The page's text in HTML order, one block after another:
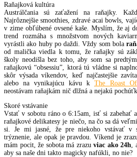
Raňajková kultúra
Austrálčania sú zaťažení na raňajky.
Najrôznejšie smoothies, zdravé acai bowls,
v zime obľúbené ovsené kaše. Myslím, že aj
trend rozmáha s množstvom nových
vyrástli ako huby po daždi. Vždy som bola
od malička viedla k tomu, že raňajky sú
školy neodišla bez toho, aby som sa
raňajkovú “obsessiu”, ktorá tú vládne si
skôr výsada víkendov, keď najčastejšie
alebo na vynikajúcu kávu kThe Roast
neostávam raňajkám nič dlžná a nejakú
Skoré vstávanie
Vstať v sobotu ráno o 6:15am, isť si zabehať
raňajkové delikatesy je niečo, na čo sa dá
si. Je mi jasné, že pre niekoho vstávať v
trýznenie, ale opak je pravdou. Víkend je
mám pocit, že sobota má zrazuviac ako 24h
aby sa naše dni takto magicky nafúkli, no nie?